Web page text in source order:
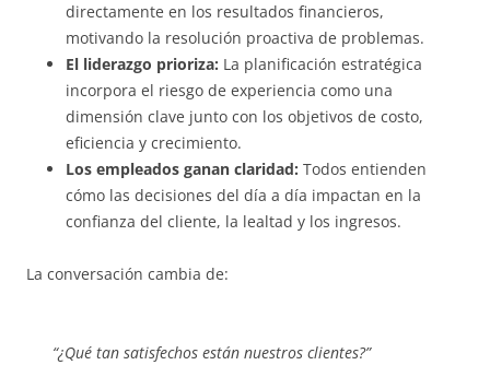
directamente en los resultados financieros,
motivando la resolución proactiva de problemas.
El liderazgo prioriza: La planificación estratégica
incorpora el riesgo de experiencia como una
dimensión clave junto con los objetivos de costo,
eficiencia y crecimiento.
Los empleados ganan claridad: Todos entienden
cómo las decisiones del día a día impactan en la
confianza del cliente, la lealtad y los ingresos.
La conversación cambia de:
“¿Qué tan satisfechos están nuestros clientes?”